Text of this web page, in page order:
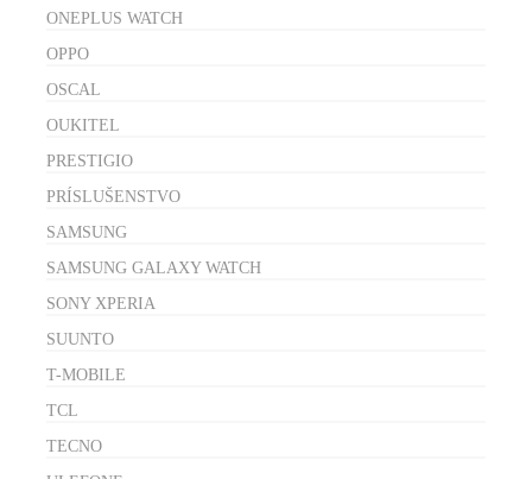
ONEPLUS WATCH
OPPO
OSCAL
OUKITEL
PRESTIGIO
PRÍSLUŠENSTVO
SAMSUNG
SAMSUNG GALAXY WATCH
SONY XPERIA
SUUNTO
T-MOBILE
TCL
TECNO